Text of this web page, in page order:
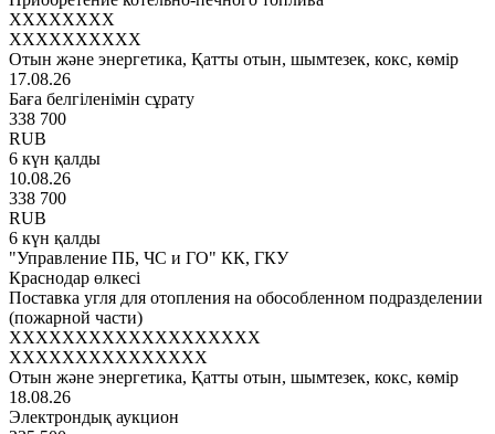
XXXXXXXX
XXXXXXXXXX
Отын және энергетика, Қатты отын, шымтезек, кокс, көмір
17.08.26
Баға белгіленімін сұрату
338 700
RUB
6 күн қалды
10.08.26
338 700
RUB
6 күн қалды
"Управление ПБ, ЧС и ГО" КК, ГКУ
Краснодар өлкесі
Поставка угля для отопления на обособленном подразделении
(пожарной части)
XXXXXXXXXXXXXXXXXXX
XXXXXXXXXXXXXXX
Отын және энергетика, Қатты отын, шымтезек, кокс, көмір
18.08.26
Электрондық аукцион